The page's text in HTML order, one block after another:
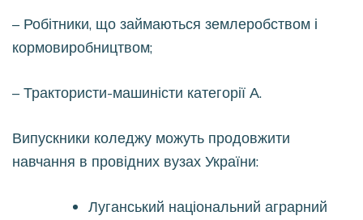
– Робітники, що займаються землеробством і
кормовиробництвом;
– Трактористи-машиністи категорії А.
Випускники коледжу можуть продовжити
навчання в провідних вузах України:
Луганський національний аграрний